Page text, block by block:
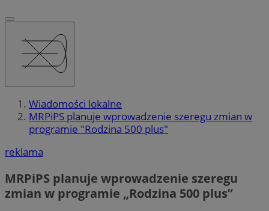
Wiadomości lokalne
MRPiPS planuje wprowadzenie szeregu zmian w
programie "Rodzina 500 plus"
reklama
MRPiPS planuje wprowadzenie szeregu
zmian w programie „Rodzina 500 plus”